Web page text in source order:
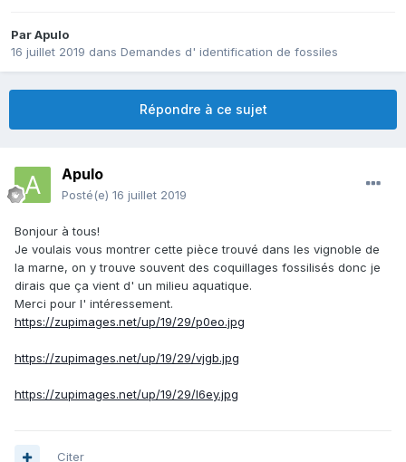
ParApulo
16 juillet 2019 dans Demandes d' identification de fossiles
Répondre à ce sujet
Apulo
Posté(e) 16 juillet 2019
Bonjour à tous!
Je voulais vous montrer cette pièce trouvé dans les vignoble de
la marne, on y trouve souvent des coquillages fossilisés donc je
dirais que ça vient d' un milieu aquatique.
Merci pour l' intéressement.
https://zupimages.net/up/19/29/p0eo.jpg
https://zupimages.net/up/19/29/vjgb.jpg
https://zupimages.net/up/19/29/l6ey.jpg
Citer